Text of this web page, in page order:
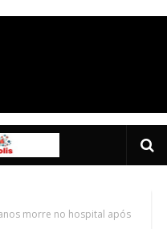
morre no hospital após